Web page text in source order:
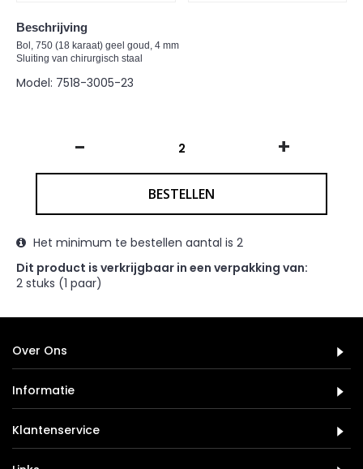
Beschrijving
Bol, 750 (18 karaat) geel goud, 4 mm
Sluiting van chirurgisch staal
Model: 7518-3005-23
- +
BESTELLEN
Het minimum te bestellen aantal is 2
Dit product is verkrijgbaar in een verpakking van:
2 stuks (1 paar)
Over Ons
Informatie
Klantenservice